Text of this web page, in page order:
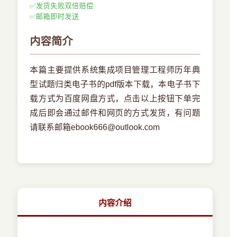
✅发货失败双倍赔偿
✅邮箱即时发送
内容简介
本篇主要提供系统集成项目管理工程师历年典
型试题归类电子书的pdf版本下载，本电子书下
载方式为百度网盘方式，点击以上按钮下单完
成后即会通过邮件和网页的方式发货，有问题
请联系邮箱ebook666@outlook.com
内容介绍